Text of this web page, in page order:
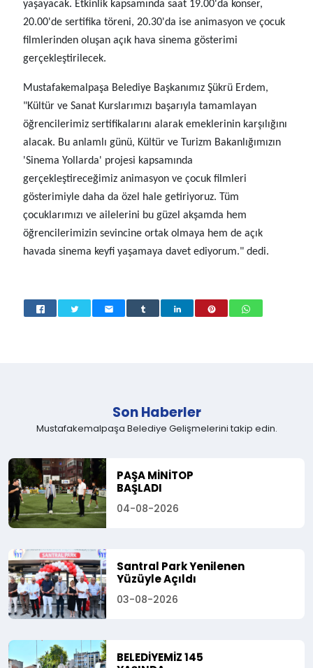
yaşayacak. Etkinlik kapsamında saat 19.00'da konser,
20.00'de sertifika töreni, 20.30'da ise animasyon ve çocuk
filmlerinden oluşan açık hava sinema gösterimi
gerçekleştirilecek.
Mustafakemalpaşa Belediye Başkanımız Şükrü Erdem,
"Kültür ve Sanat Kurslarımızı başarıyla tamamlayan
öğrencilerimiz sertifikalarını alarak emeklerinin karşılığını
alacak. Bu anlamlı günü, Kültür ve Turizm Bakanlığımızın
'Sinema Yollarda' projesi kapsamında
gerçekleştireceğimiz animasyon ve çocuk filmleri
gösterimiyle daha da özel hale getiriyoruz. Tüm
çocuklarımızı ve ailelerini bu güzel akşamda hem
öğrencilerimizin sevincine ortak olmaya hem de açık
havada sinema keyfi yaşamaya davet ediyorum." dedi.
Son Haberler
Mustafakemalpaşa Belediye Gelişmelerini takip edin.
PAŞA MİNİTOP
BAŞLADI
04-08-2026
Santral Park Yenilenen
Yüzüyle Açıldı
03-08-2026
BELEDİYEMİZ 145